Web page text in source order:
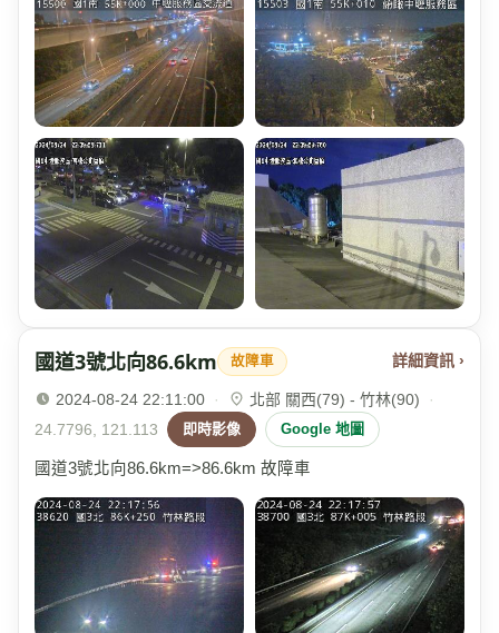
國道3號北向86.6km 故障車 詳細資訊 ›
2024-08-24 22:11:00 · 北部 關西(79) - 竹林(90)
·
24.7796, 121.113
即時影像 Google 地圖
國道3號北向86.6km=>86.6km 故障車